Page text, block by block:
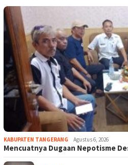
KABUPATEN TANGERANG Agustus 6, 2026
Mencuatnya Dugaan Nepotisme